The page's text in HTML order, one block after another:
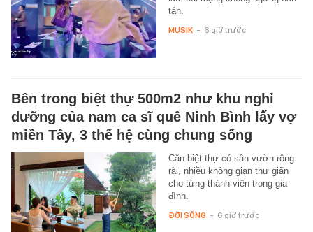
tán.
MUSIK - 6 giờ trước
Bên trong biệt thự 500m2 như khu nghỉ
dưỡng của nam ca sĩ quê Ninh Bình lấy vợ
miền Tây, 3 thế hệ cùng chung sống
Căn biệt thự có sân vườn rộng
rãi, nhiều không gian thư giãn
cho từng thành viên trong gia
đình.
ĐỜI SỐNG - 6 giờ trước